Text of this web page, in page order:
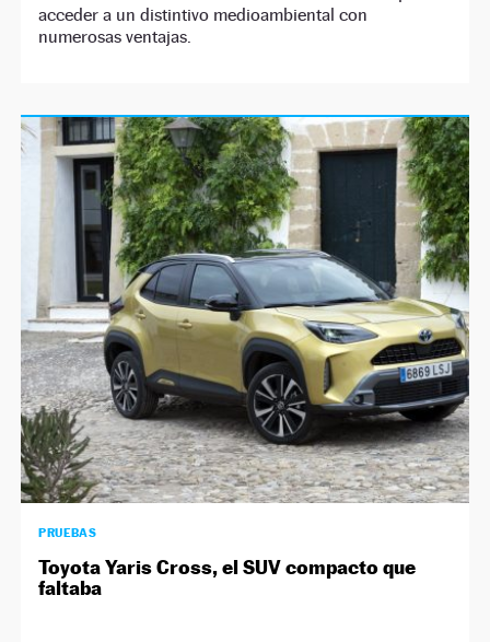
acceder a un distintivo medioambiental con
numerosas ventajas.
PRUEBAS
Toyota Yaris Cross, el SUV compacto que
faltaba